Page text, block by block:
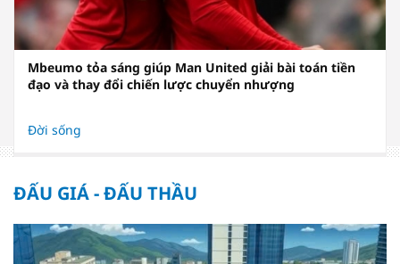
Mbeumo tỏa sáng giúp Man United giải bài toán tiền
đạo và thay đổi chiến lược chuyển nhượng
Đời sống
ĐẤU GIÁ - ĐẤU THẦU